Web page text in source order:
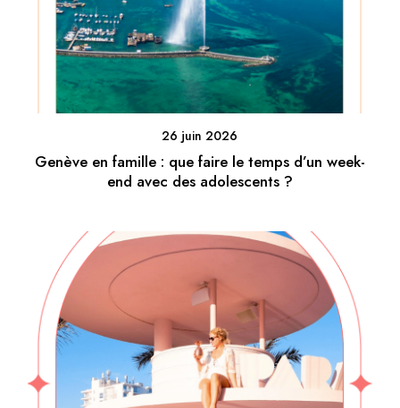
26 juin 2026
Genève en famille : que faire le temps d’un week-
end avec des adolescents ?